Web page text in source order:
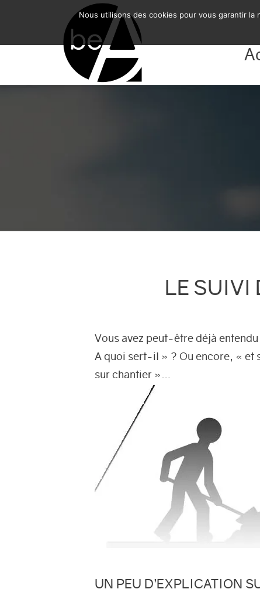
LE SUIVI
Vous avez peut-être déjà
A quoi sert-il » ? Ou encore, « et
sur chantier »…
UN PEU D’EXPLICATION
Nous utilisons des cookies pour vous garantir